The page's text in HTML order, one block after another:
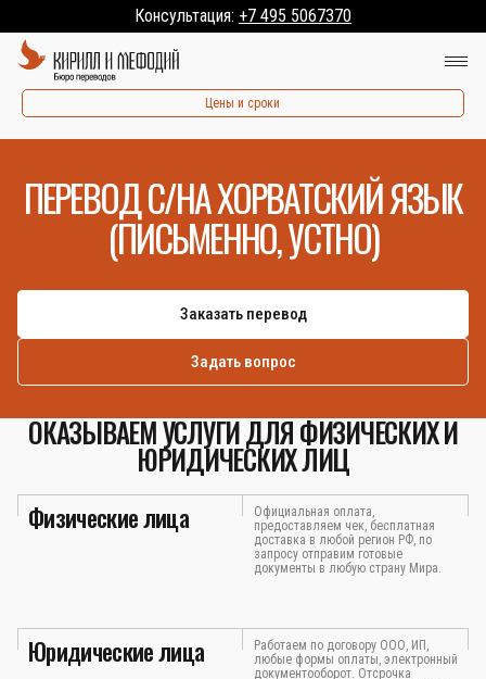
Консультация: +7 495 5067370
Цены и сроки
ПЕРЕВОД С/НА ХОРВАТСКИЙ ЯЗЫК
(ПИСЬМЕННО, УСТНО)
Заказать перевод
Задать вопрос
ОКАЗЫВАЕМ УСЛУГИ ДЛЯ ФИЗИЧЕСКИХ И
ЮРИДИЧЕСКИХ ЛИЦ
Физические лица
Официальная оплата,
предоставляем чек, бесплатная
доставка в любой регион РФ, по
запросу отправим готовые
документы в любую страну Мира.
Юридические лица
Работаем по договору ООО, ИП,
любые формы оплаты, электронный
документооборот. Отсрочка